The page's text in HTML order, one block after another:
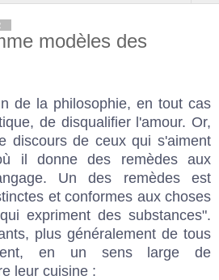
modèles des
de la philosophie, en tout cas
de disqualifier l'amour. Or,
discours de ceux qui s'aiment
il donne des remèdes aux
Un des remèdes est
et conformes aux choses
expriment des substances".
plus généralement de tous
en un sens large de
leur cuisine :